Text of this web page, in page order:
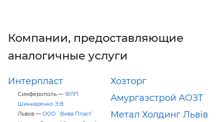
Компании, предоставляющие
аналогичные услуги
Интерпласт
Симферополь — ФЛП
Шинкаренко Э.В.
Львов — ООО `Вива Пласт`
Хозторг
Амургазстрой АОЗТ
Метал Холдинг Львів